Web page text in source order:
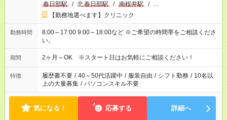
春日部駅
/ 北春日部駅 / 南桜井駅 / …
【勤務地選べます】クリニック
勤務時間
8:00～17:00 9:00～18:00など ※ご希望の時間帯をご相談くださ
い。
期間 2ヶ月～OK ※スタート日はお気軽にご相談ください！
特徴 履歴書不要 / 40～50代活躍中 / 服装自由 / シフト勤務 / 10名以
上の大量募集 / パソコンスキル不要
気になる！ 応募する 詳細へ